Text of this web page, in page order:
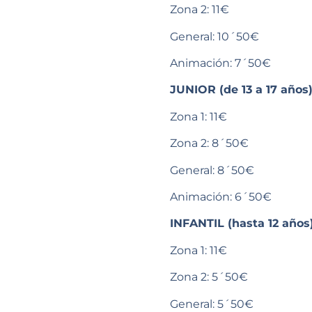
Zona 2: 11€
General: 10´50€
Animación: 7´50€
JUNIOR (de 13 a 17
Zona 1: 11€
Zona 2: 8´50€
General: 8´50€
Animación: 6´50€
INFANTIL (hasta 12
Zona 1: 11€
Zona 2: 5´50€
General: 5´50€